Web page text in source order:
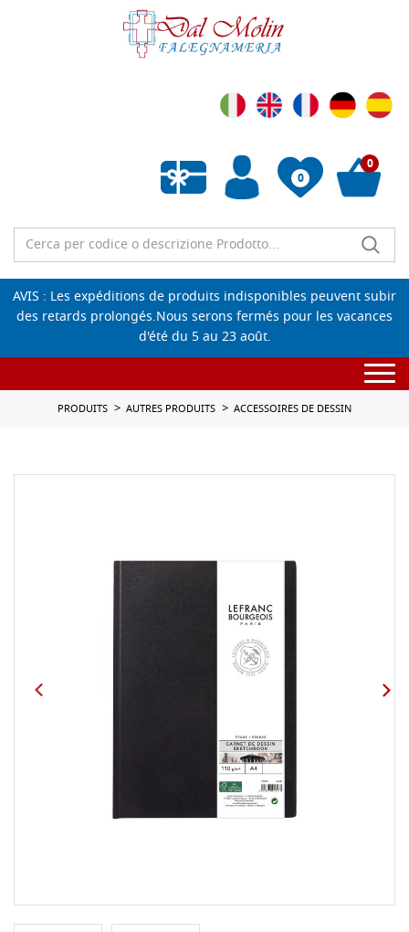
0
Liste de souhaits vide
0
AVIS : Les expéditions de produits indisponibles peuvent subir
des retards prolongés.Nous serons fermés pour les vacances
d'été du 5 au 23 août.
PRODUITS AUTRES PRODUITS ACCESSOIRES DE DESSIN